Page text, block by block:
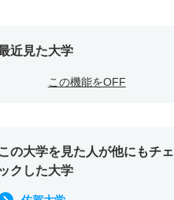
近見た大学
この機能をOFF
この大学を見た人が他にもチェ
ックした大学